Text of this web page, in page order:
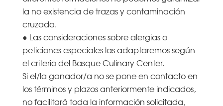
la no existencia de trazas y contaminación
cruzada.
● Las consideraciones sobre alergias o
peticiones especiales las adaptaremos según
el criterio del Basque Culinary Center.
Si el/la ganador/a no se pone en contacto en
los términos y plazos anteriormente indicados,
no facilitará toda la información solicitada,